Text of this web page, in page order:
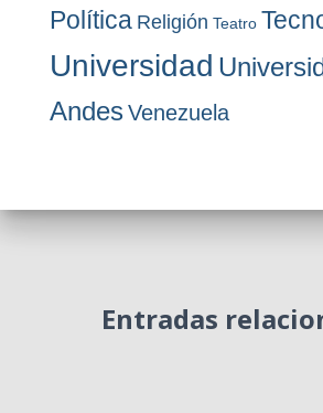
Política Religión Teatro
Universidad
AndesVenezuela
Entradas